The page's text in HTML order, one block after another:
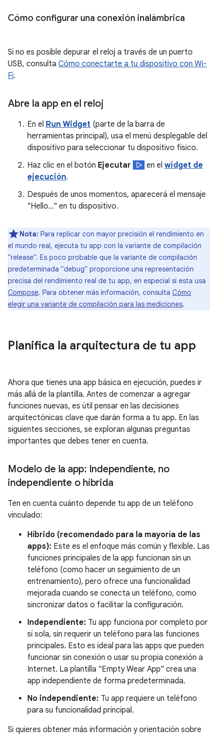
Cómo configurar una conexión inalámbrica
Si no es posible depurar el reloj a través de un puerto
USB, consulta Cómo conectarte a tu dispositivo con Wi-
Fi.
Abre la app en el reloj
En el Run Widget (parte de la barra de
herramientas principal), usa el menú desplegable del
dispositivo para seleccionar tu dispositivo físico.
Haz clic en el botón Ejecutar en el widget de
ejecución.
Después de unos momentos, aparecerá el mensaje
"Hello…" en tu dispositivo.
Nota: Para replicar con mayor precisión el rendimiento en
el mundo real, ejecuta tu app con la variante de compilación
"release". Es poco probable que la variante de compilación
predeterminada "debug" proporcione una representación
precisa del rendimiento real de tu app, en especial si esta usa
Compose. Para obtener más información, consulta Cómo
elegir una variante de compilación para las mediciones.
Planifica la arquitectura de tu app
Ahora que tienes una app básica en ejecución, puedes ir
más allá de la plantilla. Antes de comenzar a agregar
funciones nuevas, es útil pensar en las decisiones
arquitectónicas clave que darán forma a tu app. En las
siguientes secciones, se exploran algunas preguntas
importantes que debes tener en cuenta.
Modelo de la app: Independiente, no
independiente o híbrida
Ten en cuenta cuánto depende tu app de un teléfono
vinculado:
Híbrido (recomendado para la mayoría de las
apps): Este es el enfoque más común y flexible. Las
funciones principales de la app funcionan sin un
teléfono (como hacer un seguimiento de un
entrenamiento), pero ofrece una funcionalidad
mejorada cuando se conecta un teléfono, como
sincronizar datos o facilitar la configuración.
Independiente: Tu app funciona por completo por
sí sola, sin requerir un teléfono para las funciones
principales. Esto es ideal para las apps que pueden
funcionar sin conexión o usar su propia conexión a
Internet. La plantilla "Empty Wear App" crea una
app independiente de forma predeterminada.
No independiente: Tu app requiere un teléfono
para su funcionalidad principal.
Si quieres obtener más información y orientación sobre